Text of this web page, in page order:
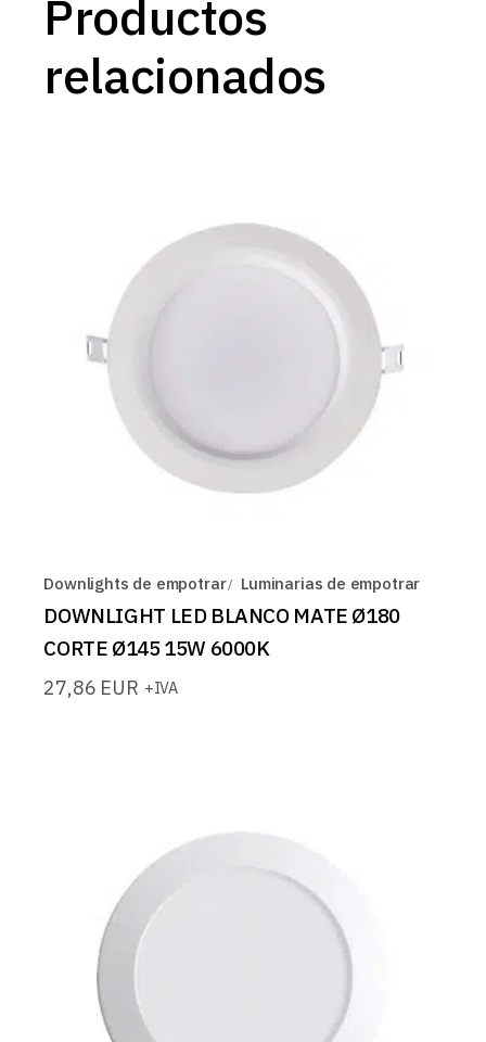
Productos
relacionados
Downlights de empotrar Luminarias de empotrar
DOWNLIGHT LED BLANCO MATE Ø180
CORTE Ø145 15W 6000K
27,86 EUR +IVA